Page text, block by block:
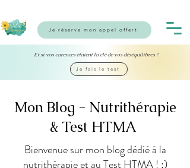
Je réserve mon appel offert
Et si vos carences étaient la clé de vos déséquilibres ?
Je fais le test
Mon Blog - Nutrithérapie
& Test HTMA
Bienvenue sur mon blog dédié à la
nutrithérapie et au Test HTMA ! :)